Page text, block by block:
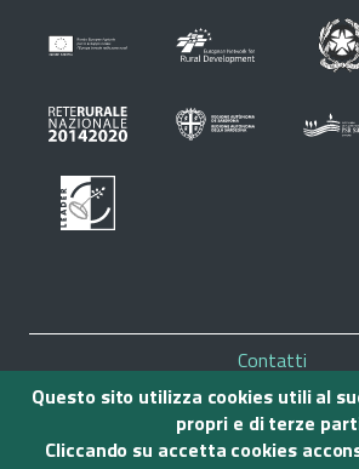
Piè
di
pagina
Contatti
Mappa del sito
Note legali
Privacy
Questo sito utilizza cookies utili al
propri e di terze
Cliccando su accetta cookies